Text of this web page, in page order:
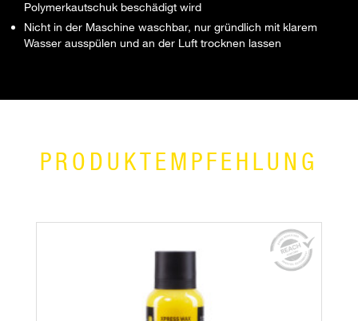
Polymerkautschuk beschädigt wird
Nicht in der Maschine waschbar, nur gründlich mit klarem
Wasser ausspülen und an der Luft trocknen lassen
PRODUKTEMPFEHLUNG